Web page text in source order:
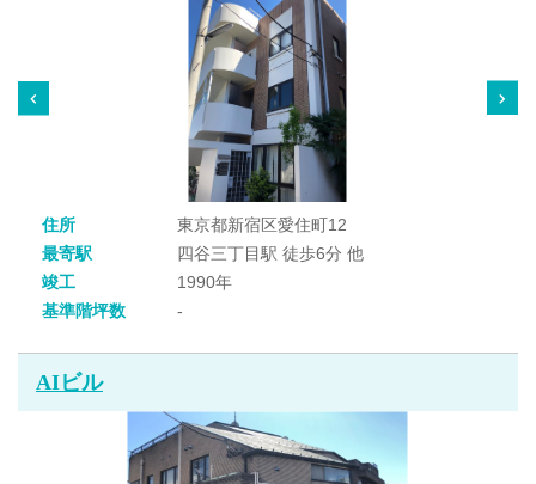
住所
東京都新宿区愛住町12
最寄駅
四谷三丁目駅 徒歩6分 他
竣工
1990年
基準階坪数
-
AIビル